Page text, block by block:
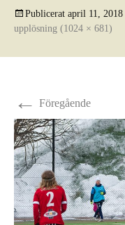
Publicerat april 11, 2018
upplösning (1024 × 681)
← Föregående